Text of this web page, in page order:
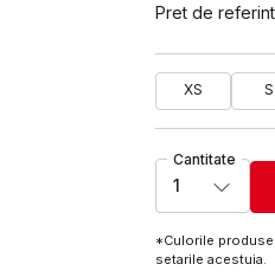
Pret de
XS S
Cantitate
1
*Culorile
setarile acestuia.